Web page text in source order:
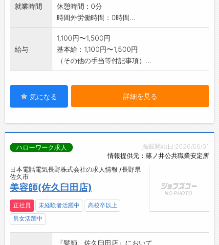
就業時間
休憩時間：0分
時間外労働時間：0時間...
給与
1,100円〜1,500円
基本給：1,100円〜1,500円
（その他の手当等付記事項）...
気になる 詳細を見る
掲載開始日:2026/06/01
情報提供元：篠ノ井公共職業安定所
ハローワーク求人
日本電話電気長野株式会社の求人情報 /長野県
佐久市
美容師(佐久臼田店)
正社員 未経験者活躍中
高校卒以上
男女活躍中
『髪師 佐久臼田店』において、